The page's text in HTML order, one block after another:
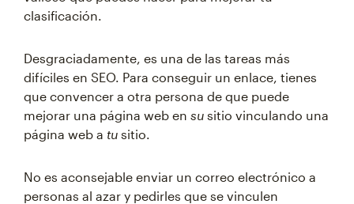
clasificación.
Desgraciadamente, es una de las tareas más
difíciles en SEO. Para conseguir un enlace, tienes
que convencer a otra persona de que puede
mejorar una página web en su sitio vinculando una
página web a tu sitio.
No es aconsejable enviar un correo electrónico a
personas al azar y pedirles que se vinculen